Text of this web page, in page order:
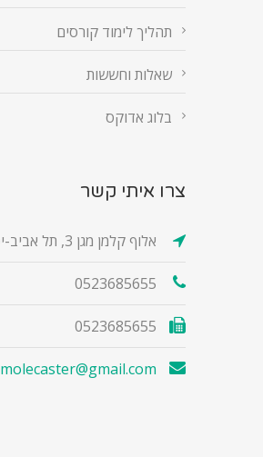
תהליך לימוד קורסים
שאלות וחששות
בלוג אדוקס
צרו איתי קשר
אלוף קלמן מגן 3, תל אביב-יפו
0523685655
0523685655
molecaster@gmail.com